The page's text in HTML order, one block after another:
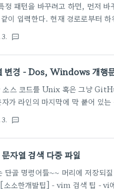
정 패턴을 바꾸려고 하면, 먼저
이 입력한다. 현재 경로로부터
은 vi에서 문자열 치환이랑 동
치환하기 sed 문자열을 변환
으로 변경된 결과를 원본파일
3. textsms
변경 - Dos, Windows 개행
소스 코드를 Unix 혹은 그냥
가 라인의 마지막에 막 붙어 있는
서 LF 만으로 처리하니 떡하니
. 문자열 변경하는 방법 vi 에디
다. :%s/찾는문자열/바뀔문자열/
3. textsms
자열 검색 다중 파일
단골 명령어들~~ 머리에 저장되
소한개발팁] - vim 검색 팁 - vi에